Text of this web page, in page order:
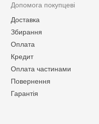
Допомога покупцеві
Доставка
Збирання
Оплата
Кредит
Оплата частинами
Повернення
Гарантія